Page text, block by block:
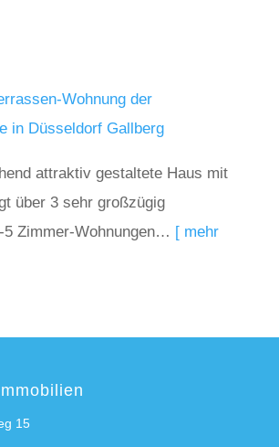
Wohnung der
in Düsseldorf Gallberg
attraktiv gestaltete Haus mit
über 3 sehr großzügig
5 Zimmer-Wohnungen… [ mehr
15